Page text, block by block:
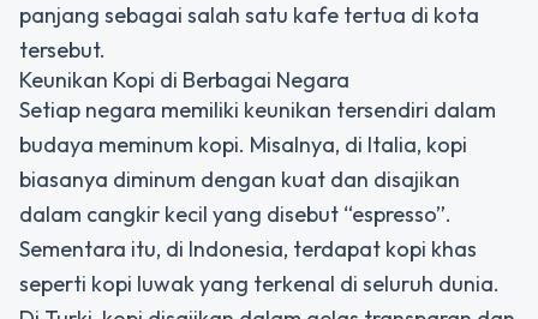
panjang sebagai salah satu kafe tertua di kota
tersebut.
Keunikan Kopi di Berbagai Negara
Setiap negara memiliki keunikan tersendiri dalam
budaya meminum kopi. Misalnya, di Italia, kopi
biasanya diminum dengan kuat dan disajikan
dalam cangkir kecil yang disebut “espresso”.
Sementara itu, di Indonesia, terdapat kopi khas
seperti kopi luwak yang terkenal di seluruh dunia.